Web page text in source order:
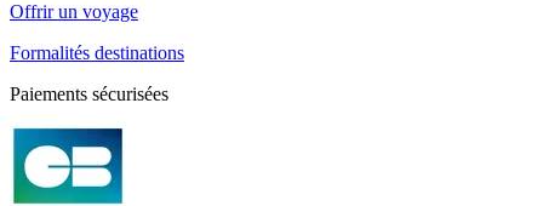
Offrir un voyage
Formalités destinations
Paiements sécurisées